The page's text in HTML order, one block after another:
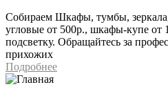
Собираем Шкафы, тумбы,
угловые от 500р., шкафы-купе от
подсветку. Обращайтесь за
прихожих
Подробнее